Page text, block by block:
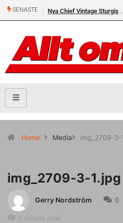
SENASTE Nya Chief Vintage Sturgis
Home Media img_2709-3-
img_2709-3-1.jpg
Gerry Nordström 0
0 minute read